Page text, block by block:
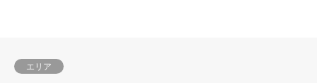
エリア